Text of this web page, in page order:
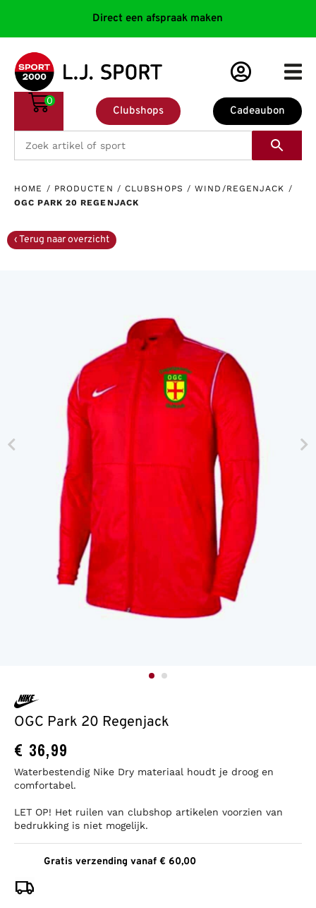
Direct een afspraak maken
Cadeaubon
Clubshops
0
HOME / PRODUCTEN / CLUBSHOPS /WIND/REGENJACK /
OGC PARK 20 REGENJACK
OGC Park 20 Regenjack
€ 36,99
Waterbestendig Nike Dry materiaal houdt je droog en
comfortabel.
LET OP! Het ruilen van clubshop artikelen voorzien van
bedrukking is niet mogelijk.
Gratis verzending vanaf € 60,00